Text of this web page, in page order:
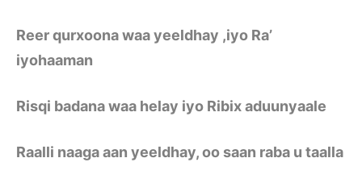
Reer qurxoona waa yeeldhay ,iyo Ra’
iyohaaman
Risqi badana waa helay iyo Ribix aduunyaale
Raalli naaga aan yeeldhay, oo saan raba u taalla